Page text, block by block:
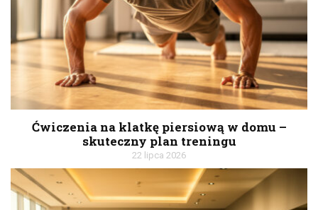
Ćwiczenia na klatkę piersiową w domu –
skuteczny plan treningu
22 lipca 2026